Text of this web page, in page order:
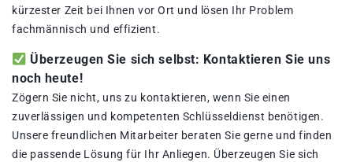
kürzester Zeit bei Ihnen vor Ort und lösen Ihr Problem
fachmännisch und effizient.
Überzeugen Sie sich selbst: Kontaktieren Sie uns
noch heute!
Zögern Sie nicht, uns zu kontaktieren, wenn Sie einen
zuverlässigen und kompetenten Schlüsseldienst benötigen.
Unsere freundlichen Mitarbeiter beraten Sie gerne und finden
die passende Lösung für Ihr Anliegen. Überzeugen Sie sich